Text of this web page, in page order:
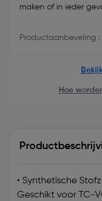
maken of in ieder
Productaanbeveling :
Hoe
• Synthetische
Geschikt voor TC-